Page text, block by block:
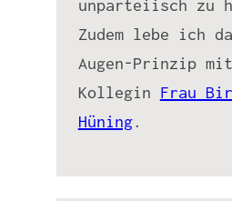
unparteiisch zu
Zudem lebe ich
Augen-Prinzip
Kollegin Frau
Hüning.